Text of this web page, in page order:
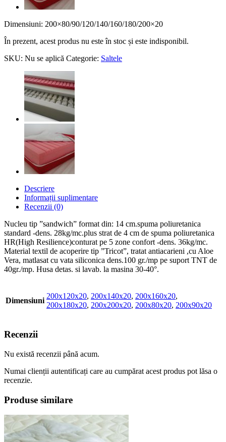
Dimensiuni: 200×80/90/120/140/160/180/200×20
În prezent, acest produs nu este în stoc și este indisponibil.
SKU: Nu se aplică Categorie: Saltele
Descriere
Informații suplimentare
Recenzii (0)
Nucleu tip ”sandwich” format din: 14 cm.spuma poliuretanica
standard -dens. 28kg/mc.plus strat de 4 cm de spuma poliuretanica
HR(High Resilience)conturat pe 5 zone confort -dens. 36kg/mc.
Material textil de acoperire tip ”Tricot”, tratat antiacarieni ,cu Aloe
Vera, matlasat cu vata siliconica dens.100 gr./mp pe suport TNT de
40gr./mp. Husa detas. si lavab. la masina 30-40°.
Dimensiuni
200x120x20, 200x140x20, 200x160x20,
200x180x20, 200x200x20, 200x80x20, 200x90x20
Recenzii
Nu există recenzii până acum.
Numai clienții autentificați care au cumpărat acest produs pot lăsa o
recenzie.
Produse similare